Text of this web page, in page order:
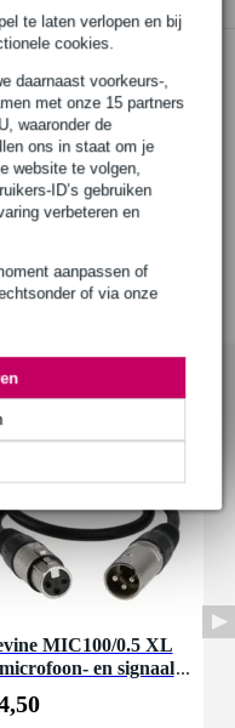
te laten verlopen en bij
cookies.
daarnaast voorkeurs-,
met onze 15 partners
waaronder de
ons in staat om je
website te volgen,
ID’s gebruiken
verbeteren en
aanpassen of
of via onze
MIC100/0.5 XL
en signaal